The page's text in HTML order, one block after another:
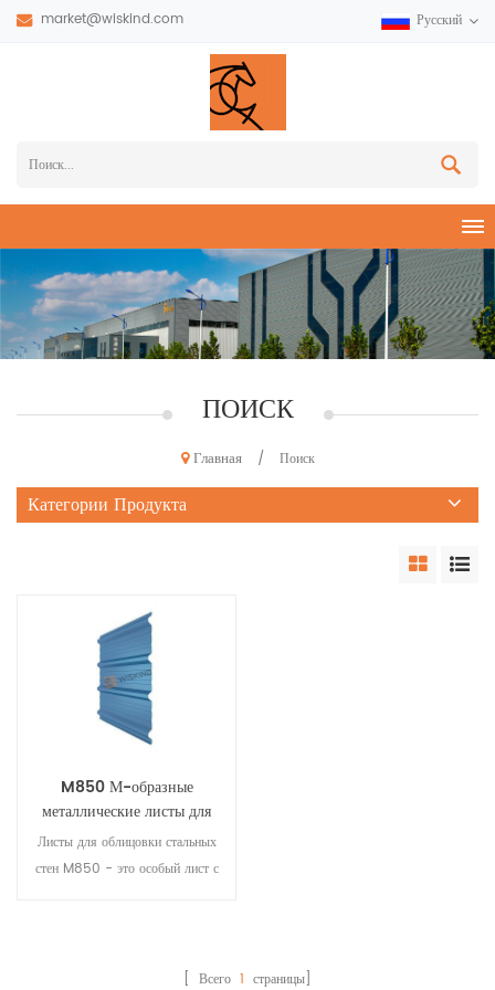
market@wiskind.com Русский
ПОИСК
Главная / Поиск
Категории Продукта
M850 М-образные
металлические листы для
облицовки стен с боковым
соединением внахлестку
Листы для облицовки стальных
стен M850 - это особый лист с
боковая структура внахлестку,
[ Всего 1 страницы]